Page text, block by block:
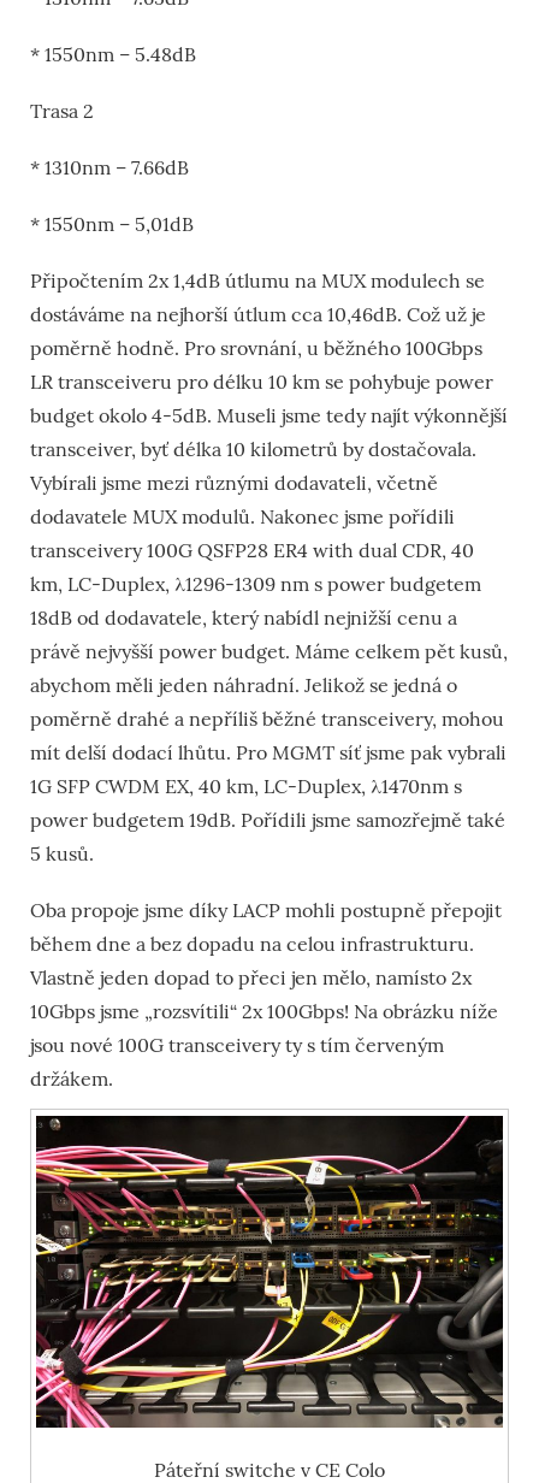
* 1550nm – 5.48dB
Trasa 2
* 1310nm – 7.66dB
* 1550nm – 5,01dB
Připočtením 2x 1,4dB útlumu na MUX modulech se
dostáváme na nejhorší útlum cca 10,46dB. Což už je
poměrně hodně. Pro srovnání, u běžného 100Gbps
LR transceiveru pro délku 10 km se pohybuje power
budget okolo 4-5dB. Museli jsme tedy najít výkonnější
transceiver, byť délka 10 kilometrů by dostačovala.
Vybírali jsme mezi různými dodavateli, včetně
dodavatele MUX modulů. Nakonec jsme pořídili
transceivery 100G QSFP28 ER4 with dual CDR, 40
km, LC-Duplex, λ1296-1309 nm s power budgetem
18dB od dodavatele, který nabídl nejnižší cenu a
právě nejvyšší power budget. Máme celkem pět kusů,
abychom měli jeden náhradní. Jelikož se jedná o
poměrně drahé a nepříliš běžné transceivery, mohou
mít delší dodací lhůtu. Pro MGMT síť jsme pak vybrali
1G SFP CWDM EX, 40 km, LC-Duplex, λ1470nm s
power budgetem 19dB. Pořídili jsme samozřejmě také
5 kusů.
Oba propoje jsme díky LACP mohli postupně přepojit
během dne a bez dopadu na celou infrastrukturu.
Vlastně jeden dopad to přeci jen mělo, namísto 2x
10Gbps jsme „rozsvítili“ 2x 100Gbps! Na obrázku níže
jsou nové 100G transceivery ty s tím červeným
držákem.
Páteřní switche v CE Colo